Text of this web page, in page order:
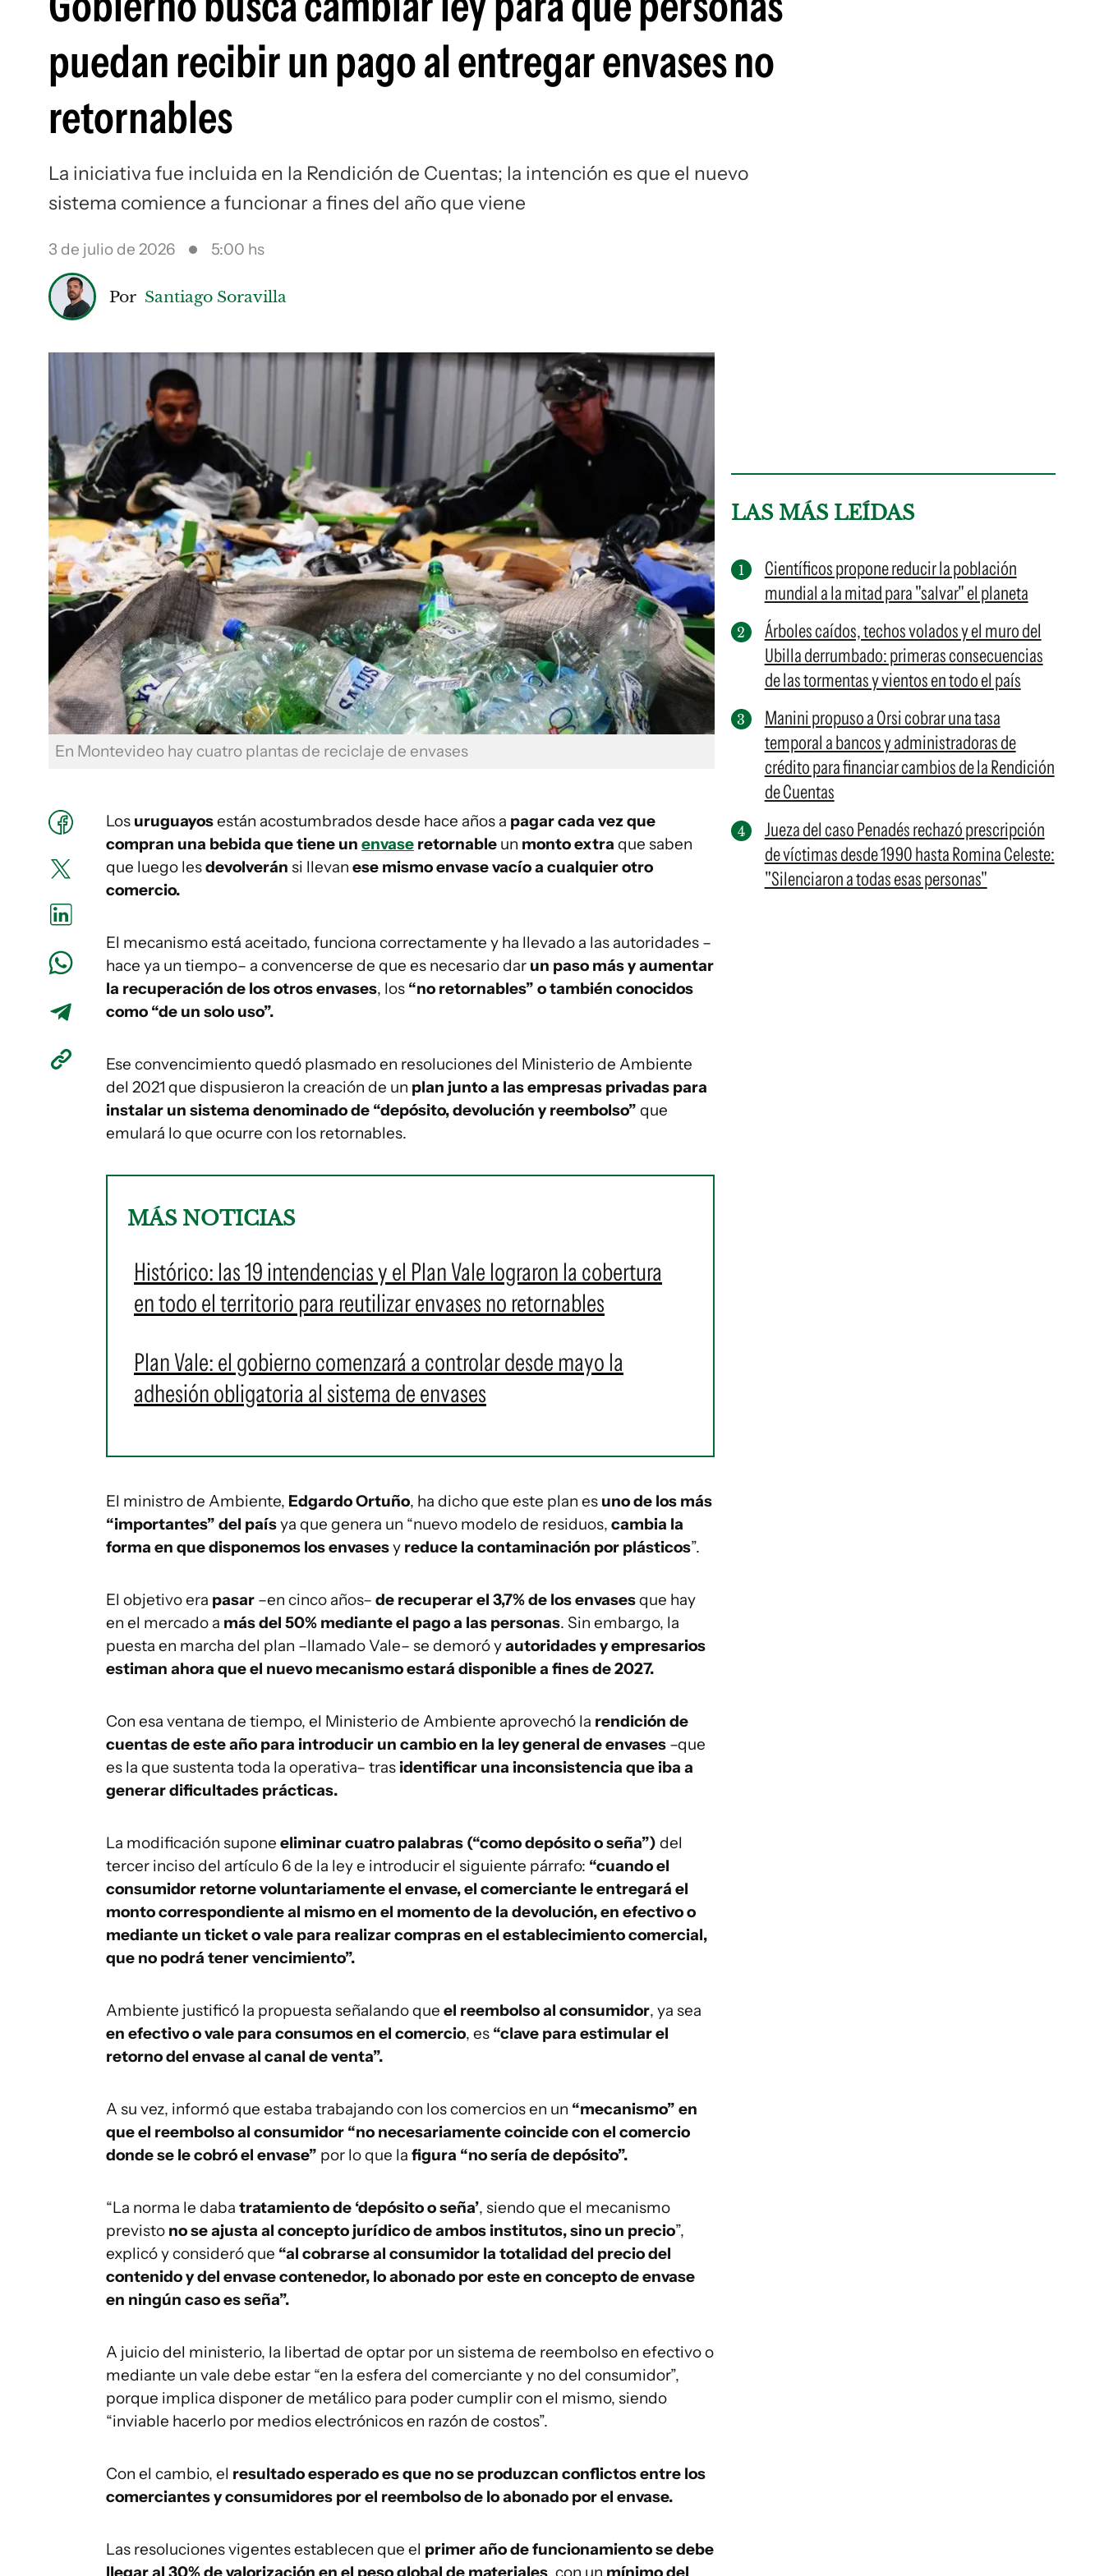
puedan recibir un pago al entregar envases no
retornables
La iniciativa fue incluida en la Rendición de Cuentas; la intención es que el nuevo
sistema comience a funcionar a fines del año que viene
3 de julio de 2026 5:00 hs
Por Santiago Soravilla
En Montevideo hay cuatro plantas de reciclaje de envases
Los uruguayosestán acostumbrados desde hace años a pagar cada vez que
compran una bebida que tiene un envase retornable un monto extra que saben
que luego lesdevolverán si llevan ese mismo envase vacío a cualquier otro
comercio.
El mecanismo está aceitado, funciona correctamente y ha llevado a las autoridades –
hace ya un tiempo– a convencerse de que es necesario dar un paso más y aumentar
la recuperación de los otros envases, los “no retornables” o también conocidos
como “de un solo uso”.
Ese convencimiento quedó plasmado en resoluciones del Ministerio de Ambiente
del 2021 que dispusieron la creación de un plan junto a las empresas privadas para
instalar un sistema denominado de “depósito, devolución y reembolso” que
emulará lo que ocurre con los retornables.
MÁS NOTICIAS
Histórico: las 19 intendencias y el Plan Vale lograron la cobertura
en todo el territorio para reutilizar envases no retornables
Plan Vale: el gobierno comenzará a controlar desde mayo la
adhesión obligatoria al sistema de envases
El ministro de Ambiente, Edgardo Ortuño, ha dicho que este plan es uno de los más
“importantes” del paísya que genera un “nuevo modelo de residuos, cambia la
forma en que disponemos los envasesy reduce la contaminación por plásticos”.
El objetivo era pasar –en cinco años– de recuperar el 3,7% de los envasesque hay
en el mercado a más del 50% mediante el pago a las personas. Sin embargo, la
puesta en marcha del plan –llamado Vale– se demoró yautoridades y empresarios
estiman ahora que el nuevo mecanismo estará disponible a fines de 2027.
Con esa ventana de tiempo, el Ministerio de Ambiente aprovechó la rendición de
cuentas de este año para introducir un cambio en la ley general de envases –que
es la que sustenta toda la operativa– tras identificar una inconsistencia que iba a
generar dificultades prácticas.
La modificación supone eliminar cuatro palabras (“como depósito o seña”) del
tercer inciso del artículo 6 de la ley e introducir el siguiente párrafo: “cuando el
consumidor retorne voluntariamente el envase, el comerciante le entregará el
monto correspondiente al mismo en el momento de la devolución, en efectivo o
mediante un ticket o vale para realizar compras en el establecimiento comercial,
que no podrá tener vencimiento”.
Ambiente justificó la propuesta señalando que el reembolso al consumidor, ya sea
en efectivo o vale para consumos en el comercio, es “clave para estimular el
retorno del envase al canal de venta”.
A su vez, informó que estaba trabajando con los comercios en un “mecanismo” en
que el reembolso al consumidor “no necesariamente coincide con el comercio
donde se le cobró el envase” por lo que la figura “no sería de depósito”.
“La norma le daba tratamiento de ‘depósito o seña’, siendo que el mecanismo
previsto no se ajusta al concepto jurídico de ambos institutos, sino un precio”,
explicó y consideró que “al cobrarse al consumidor la totalidad del precio del
contenido y del envase contenedor, lo abonado por este en concepto de envase
en ningún caso es seña”.
A juicio del ministerio, la libertad de optar por un sistema de reembolso en efectivo o
mediante un vale debe estar “en la esfera del comerciante y no del consumidor”,
porque implica disponer de metálico para poder cumplir con el mismo, siendo
“inviable hacerlo por medios electrónicos en razón de costos”.
Con el cambio, el resultado esperado es que no se produzcan conflictos entre los
comerciantes y consumidores por el reembolso de lo abonado por el envase.
Las resoluciones vigentes establecen que el primer año de funcionamiento se debe
LAS MÁS LEÍDAS
Científicos propone reducir la población
mundial a la mitad para "salvar" el planeta
Árboles caídos, techos volados y el muro del
Ubilla derrumbado: primeras consecuencias
de las tormentas y vientos en todo el país
Manini propuso a Orsi cobrar una tasa
temporal a bancos y administradoras de
crédito para financiar cambios de la Rendición
de Cuentas
Jueza del caso Penadés rechazó prescripción
de víctimas desde 1990 hasta Romina Celeste:
"Silenciaron a todas esas personas"